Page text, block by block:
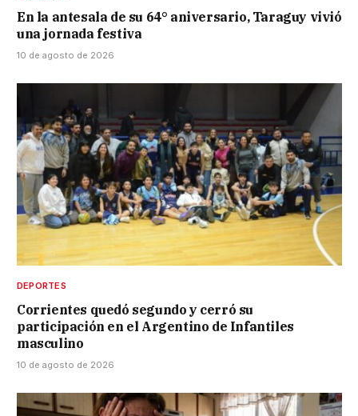
En la antesala de su 64° aniversario, Taraguy vivió
una jornada festiva
10 de agosto de 2026
DEPORTES
Corrientes quedó segundo y cerró su
participación en el Argentino de Infantiles
masculino
10 de agosto de 2026